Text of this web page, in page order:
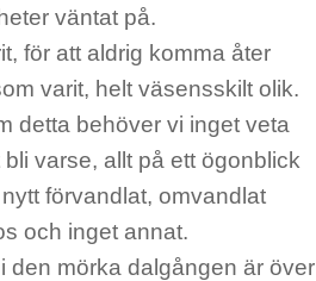
väntat på.
för att aldrig komma åter
varit, helt väsensskilt olik.
detta behöver vi inget veta
varse, allt på ett ögonblick
förvandlat, omvandlat
och inget annat.
den mörka dalgången är över